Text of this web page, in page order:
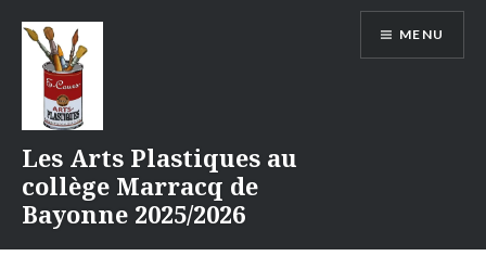
contenu
Les Arts Plastiques au
collège Marracq de
Bayonne 2025/2026
MENU